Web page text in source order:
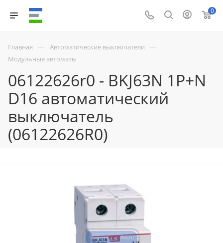
0
Главная — Автоматические выключатели —
Модульные автоматы
06122626r0 - BKJ63N 1P+N
D16 автоматический
выключатель
(06122626R0)